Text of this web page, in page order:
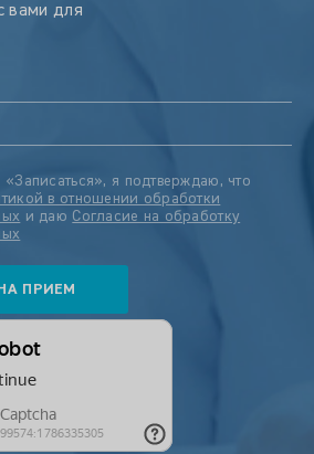
вами для
я подтверждаю, что
в отношении обработки
и даю Согласие на обработку